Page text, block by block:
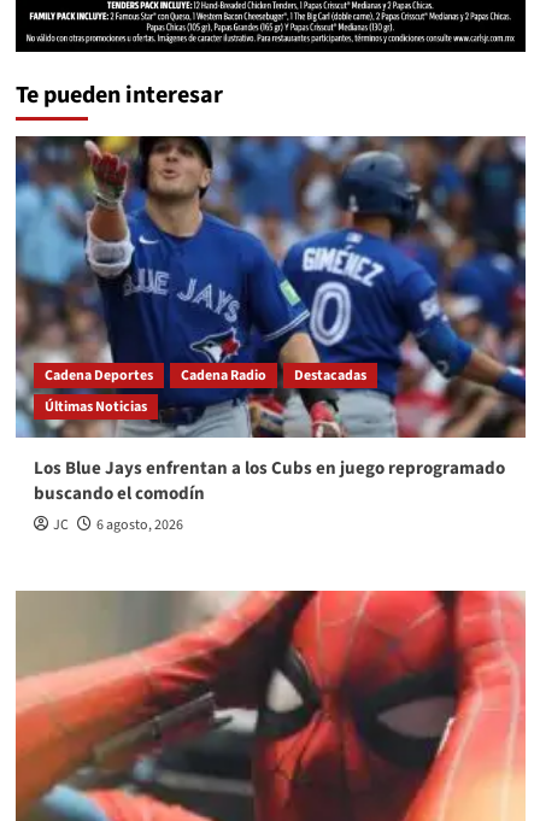
Te pueden interesar
Cadena Deportes Cadena Radio
Destacadas
Últimas Noticias
Los Blue Jays enfrentan a los Cubs en juego reprogramado
buscando el comodín
JC 6 agosto, 2026